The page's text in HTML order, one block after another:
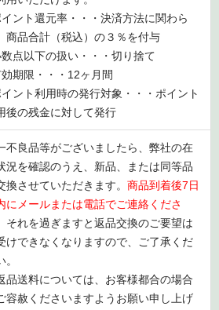
ント還元率・・・決済方法に関わら
商品合計（税込）の３％を付与
点以下の扱い・・・切り捨て
期限・・・12ヶ月間
ント利用時の発行対象・・・ポイント
後の残金に対して発行
不良品等がございましたら、弊社の在
況を確認のうえ、新品、または同等品
換させていただきます。 商品到着後7日
にメールまたは電話でご連絡くださ
それを過ぎますと返品交換のご要望は
けできなくなりますので、ご了承くだ
。
品送料については、お客様都合の場合
容赦くださいますようお願い申し上げ